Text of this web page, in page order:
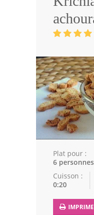
Volailles
Cuisines
Recettes
Cuisine
Cuisine
Cuisine Juive
Cuisine
Astuces de
Plat pour :
6 personnes
Cuisson :
0:20